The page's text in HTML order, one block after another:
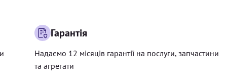
Гарантія
Надаємо 12 місяців гарантії на послуги, запчастини
та агрегати